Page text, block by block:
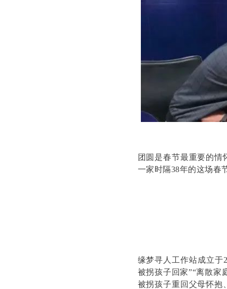
团圆是春节最重要的
一家时隔38年的这场春
缘梦寻人工作站成立于
被拐孩子回家”“离散家
被拐孩子重回父母怀抱